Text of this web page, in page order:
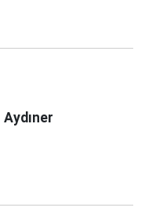
Aydıner